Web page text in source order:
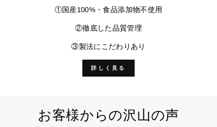
①国産100%・食品添加物不使用
②徹底した品質管理
③製法にこだわりあり
詳しく見る
お客様からの沢山の声